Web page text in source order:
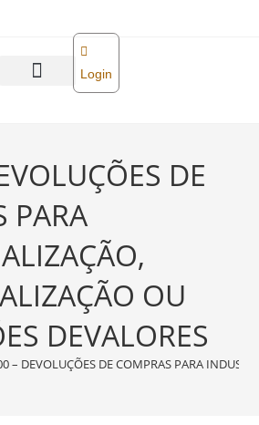
Login
DE
PARA
OU
DEVALORES
– DEVOLUÇÕES DE COMPRAS PARA